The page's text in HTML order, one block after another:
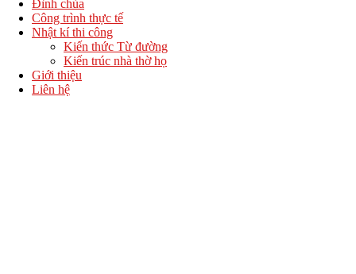
Đình chùa
Công trình thực tế
Nhật kí thi công
Kiến thức Từ đường
Kiến trúc nhà thờ họ
Giới thiệu
Liên hệ